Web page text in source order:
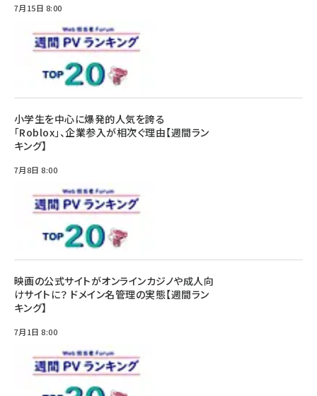
7月15日 8:00
小学生を中心に爆発的人気を誇る
「Roblox」、企業参入が相次ぐ理由【週間ラン
キング】
7月8日 8:00
映画の公式サイトがオンラインカジノや成人向
けサイトに？ ドメイン名管理の実態【週間ラン
キング】
7月1日 8:00